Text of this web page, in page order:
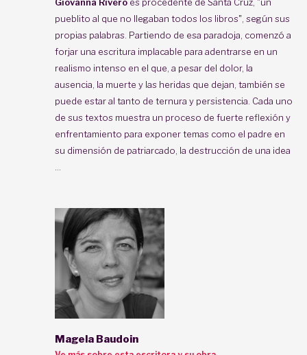
pueblito al que no llegaban todos los libros", según sus
propias palabras. Partiendo de esa paradoja, comenzó a
forjar una escritura implacable para adentrarse en un
realismo intenso en el que, a pesar del dolor, la
ausencia, la muerte y las heridas que dejan, también se
puede estar al tanto de ternura y persistencia. Cada uno
de sus textos muestra un proceso de fuerte reflexión y
enfrentamiento para exponer temas como el padre en
su dimensión de patriarcado, la destrucción de una idea
Magela Baudoin